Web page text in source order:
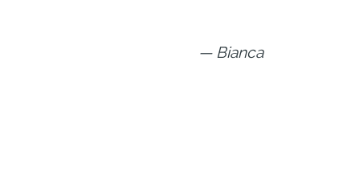
Bianca